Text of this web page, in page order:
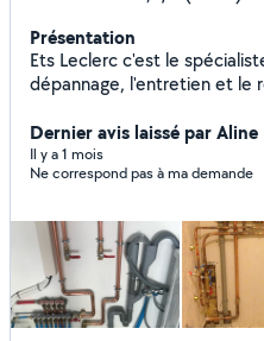
Présentation
Ets Leclerc c'est le
dépannage, l'entretien et le
chauffe-eau et de brûleuret
plomberie et
détartrage et le
Gratuits.
Dernier avis laissé par Aline
Il y a 1 mois
Ne correspond pas à ma demande